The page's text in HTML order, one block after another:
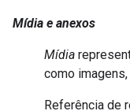
Mídia e anexos
Mídia
como
Referência de